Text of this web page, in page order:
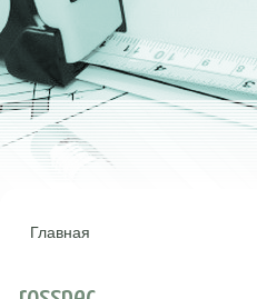
Главная